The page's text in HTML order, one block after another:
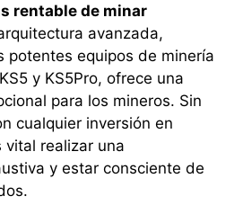
rentable de minar
avanzada,
potentes equipos de minería
y KS5Pro, ofrece una
para los mineros. Sin
cualquier inversión en
realizar una
y estar consciente de